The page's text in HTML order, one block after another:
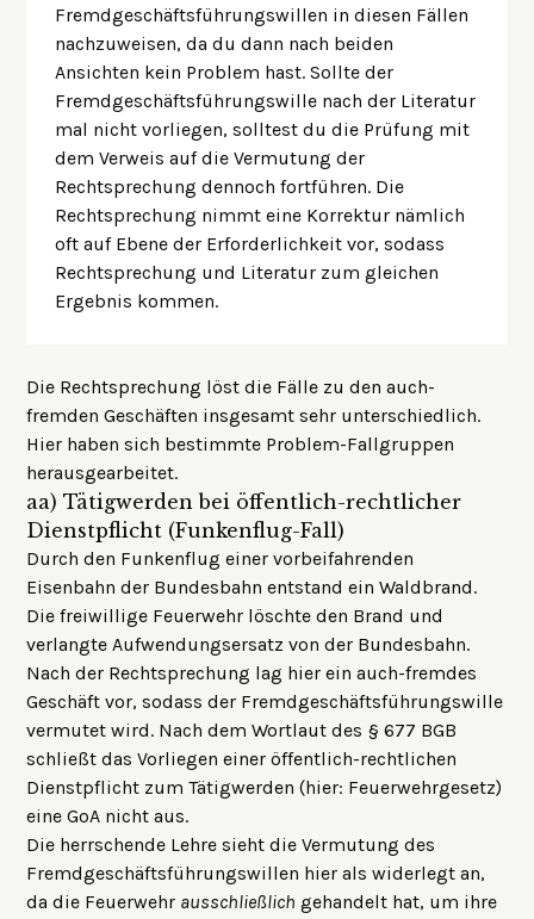
Fremdgeschäftsführungswillen in diesen Fällen
nachzuweisen, da du dann nach beiden
Ansichten kein Problem hast. Sollte der
Fremdgeschäftsführungswille nach der Literatur
mal nicht vorliegen, solltest du die Prüfung mit
dem Verweis auf die Vermutung der
Rechtsprechung dennoch fortführen. Die
Rechtsprechung nimmt eine Korrektur nämlich
oft auf Ebene der Erforderlichkeit vor, sodass
Rechtsprechung und Literatur zum gleichen
Ergebnis kommen.
Die Rechtsprechung löst die Fälle zu den auch-
fremden Geschäften insgesamt sehr unterschiedlich.
Hier haben sich bestimmte Problem-Fallgruppen
herausgearbeitet.
aa) Tätigwerden bei öffentlich-rechtlicher
Dienstpflicht (Funkenflug-Fall)
Durch den Funkenflug einer vorbeifahrenden
Eisenbahn der Bundesbahn entstand ein Waldbrand.
Die freiwillige Feuerwehr löschte den Brand und
verlangte Aufwendungsersatz von der Bundesbahn.
Nach der Rechtsprechung lag hier ein auch-fremdes
Geschäft vor, sodass der Fremdgeschäftsführungswille
vermutet wird. Nach dem Wortlaut des § 677 BGB
schließt das Vorliegen einer öffentlich-rechtlichen
Dienstpflicht zum Tätigwerden (hier: Feuerwehrgesetz)
eine GoA nicht aus.
Die herrschende Lehre sieht die Vermutung des
Fremdgeschäftsführungswillen hier als widerlegt an,
da die Feuerwehr ausschließlich gehandelt hat, um ihre